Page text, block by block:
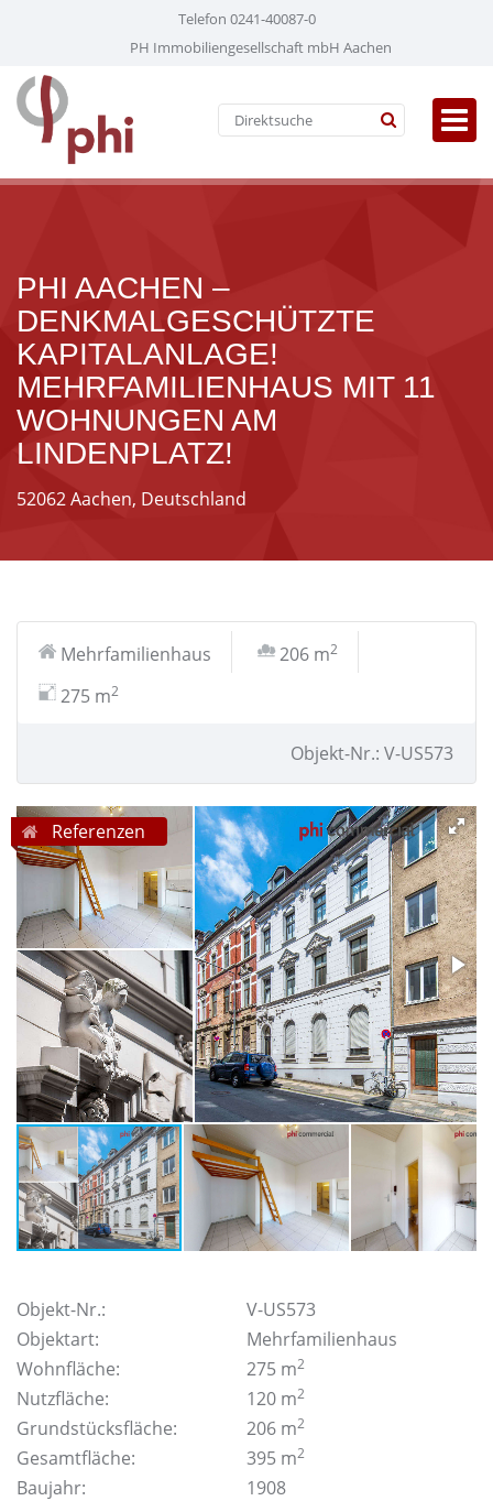
Telefon 0241-40087-0
PH Immobiliengesellschaft mbH Aachen
PHI AACHEN –
DENKMALGESCHÜTZTE
KAPITALANLAGE!
MEHRFAMILIENHAUS MIT 11
WOHNUNGEN AM
LINDENPLATZ!
52062 Aachen, Deutschland
Mehrfamilienhaus 206 m2
275 m2
Objekt-Nr.: V-US573
Referenzen
Objekt-Nr.:
V-US573
Objektart:
Mehrfamilienhaus
Wohnfläche:
275 m2
Nutzfläche: 120 m2
Grundstücksfläche: 206 m2
Gesamtfläche: 395 m2
Baujahr:
1908